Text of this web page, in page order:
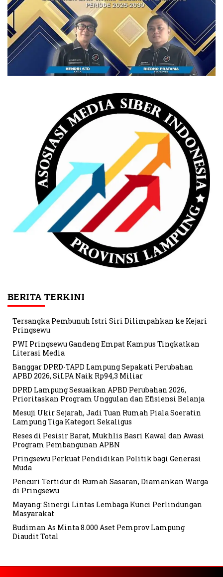
BERITA TERKINI
Tersangka Pembunuh Istri Siri Dilimpahkan ke Kejari
Pringsewu
PWI Pringsewu Gandeng Empat Kampus Tingkatkan
Literasi Media
Banggar DPRD-TAPD Lampung Sepakati Perubahan
APBD 2026, SiLPA Naik Rp94,3 Miliar
DPRD Lampung Sesuaikan APBD Perubahan 2026,
Prioritaskan Program Unggulan dan Efisiensi Belanja
Mesuji Ukir Sejarah, Jadi Tuan Rumah Piala Soeratin
Lampung Tiga Kategori Sekaligus
Reses di Pesisir Barat, Mukhlis Basri Kawal dan Awasi
Program Pembangunan APBN
Pringsewu Perkuat Pendidikan Politik bagi Generasi
Muda
Pencuri Tertidur di Rumah Sasaran, Diamankan Warga
di Pringsewu
Mayang: Sinergi Lintas Lembaga Kunci Perlindungan
Masyarakat
Budiman As Minta 8.000 Aset Pemprov Lampung
Diaudit Total